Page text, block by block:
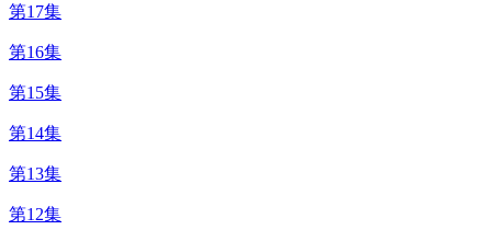
第17集
第16集
第15集
第14集
第13集
第12集